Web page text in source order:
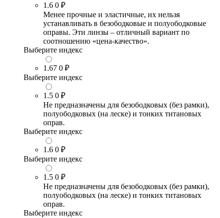
1.6 0 ₽
Менее прочные и эластичные, их нельзя
устанавливать в безободковые и полуободковые
оправы. Эти линзы – отличный вариант по
соотношению «цена-качество».
Выберите индекс
1.67 0 ₽
Выберите индекс
1.5 0 ₽
Не предназначены для безободковых (без рамки),
полуободковых (на леске) и тонких титановых
оправ.
Выберите индекс
1.6 0 ₽
Выберите индекс
1.5 0 ₽
Не предназначены для безободковых (без рамки),
полуободковых (на леске) и тонких титановых
оправ.
Выберите индекс